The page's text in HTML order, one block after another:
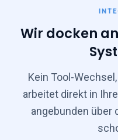
Wir docken
Kein Tool-
arbeitet direkt in
angebunden über